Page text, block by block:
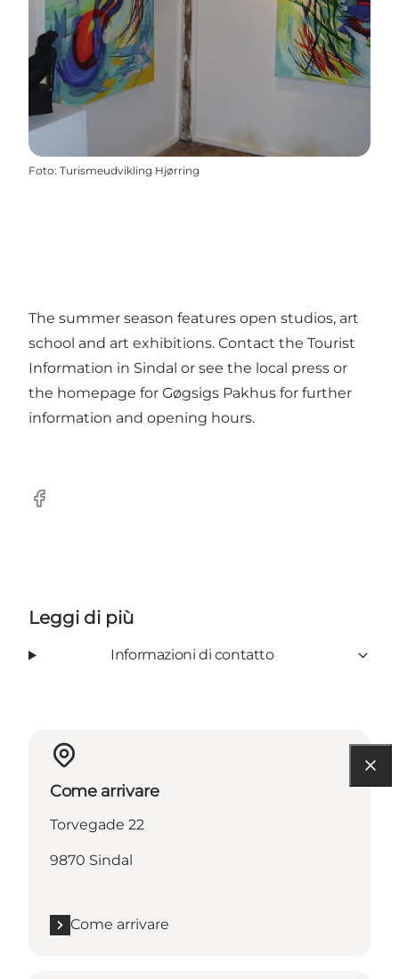
Foto: Turismeudvikling Hjørring
The summer season features open studios, art
school and art exhibitions. Contact the Tourist
Information in Sindal or see the local press or
the homepage for Gøgsigs Pakhus for further
information and opening hours.
Facebook
Leggi di più
Informazioni di contatto
Come arrivare
Torvegade 22
9870 Sindal
Come arrivare